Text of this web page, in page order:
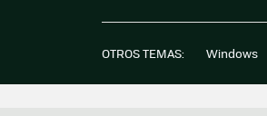
OTROS TEMAS: Windows